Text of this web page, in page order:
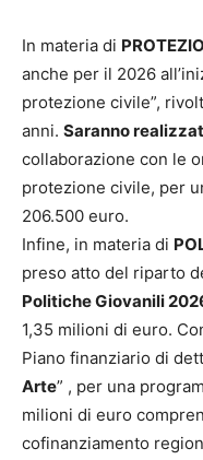
In materia di
anche per il 2026
protezione civile”,
anni. Saranno
collaborazione con le
protezione civile, per
206.500 euro.
Infine, in materia di
preso atto del riparto
Politiche Giovanili
1,35 milioni di euro.
Piano finanziario di
Arte” , per una
milioni di euro
cofinanziamento